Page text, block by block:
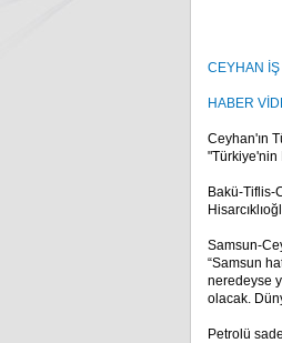
CEYHAN İŞ
HABER
Ceyhan'ın
"Türkiye'nin
Bakü-Tiflis-
Samsun-
“Samsun
neredeyse
olacak.
Petrolü